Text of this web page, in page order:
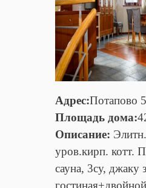
Адрес:Потапово
Площадь дома:
Описание:
уров.кирп. котт.
сауна, 3су, джаку